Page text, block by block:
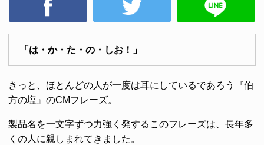
「は・か・た・の・しお！」
きっと、ほとんどの人が一度は耳にしているであろう『伯
方の塩』のCMフレーズ。
製品名を一文字ずつ力強く発するこのフレーズは、長年多
くの人に親しまれてきました。